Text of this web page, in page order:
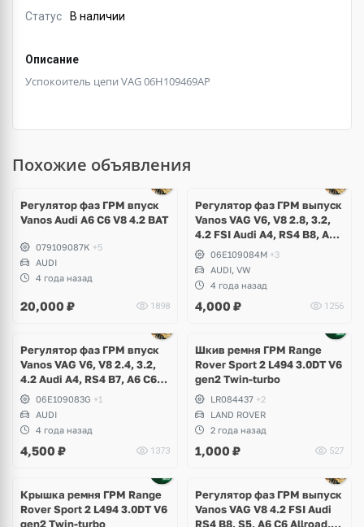
Статус
В наличии
Описание
Успокоитель цепи VAG 06H109469AP
Похожие объявления
Регулятор фаз ГРМ впуск
Vanos Audi A6 C6 V8 4.2 BAT
079109087K +5
AUDI
4 года назад
20,000 ₽ 1898
Регулятор фаз ГРМ выпуск
Vanos VAG V6, V8 2.8, 3.2,
4.2 FSI Audi A4, RS4 B8, A5,
RS5, A6 C7, A8 D4, Q5, R8
Spyder, Volkswagen
Touareg NF
06E109084M +3
AUDI, VW
4 года назад
4,000 ₽ 1256
Регулятор фаз ГРМ впуск
Vanos VAG V6, V8 2.4, 3.2,
4.2 Audi A4, RS4 B7, A6 C6
Allroad, A8 D3
06E109083G +1
AUDI
4 года назад
4,500 ₽ 1373
Шкив ремня ГРМ Range
Rover Sport 2 L494 3.0DT V6
gen2 Twin-turbo
LR084437 +2
LAND ROVER
2 года назад
1,000 ₽ 527
Крышка ремня ГРМ Range
Rover Sport 2 L494 3.0DT V6
gen2 Twin-turbo
Регулятор фаз ГРМ выпуск
Vanos VAG V8 4.2 FSI Audi
RS4 B8, S5, A6 C6 Allroad,